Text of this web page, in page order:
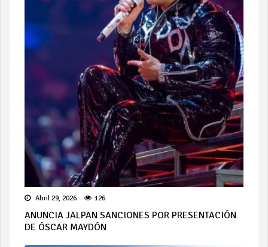
Abril 29, 2026 126
ANUNCIA JALPAN SANCIONES POR PRESENTACIÓN
DE ÓSCAR MAYDÓN